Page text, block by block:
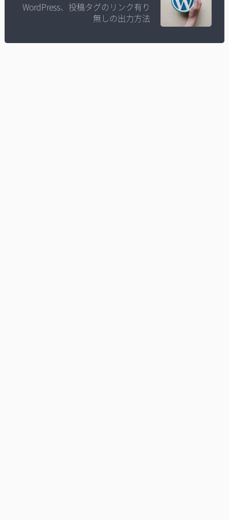
WordPress、投稿タグのリンク有り
無しの出力方法